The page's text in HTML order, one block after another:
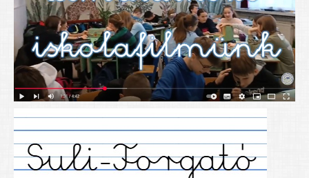
UNESCO Társult Iskola
Sportversenyek
Tanulmányi versenyek
Alapítványunk
Nyitva tartás